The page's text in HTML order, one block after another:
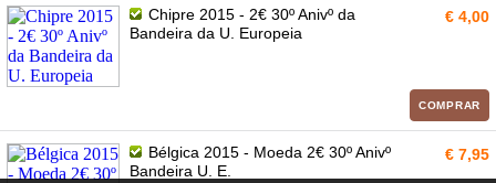
Chipre 2015 - 2€ 30º Anivº da
Bandeira da U. Europeia
€ 4,00
COMPRAR
Bélgica 2015 - Moeda 2€ 30º Anivº
Bandeira U. E.
€ 7,95